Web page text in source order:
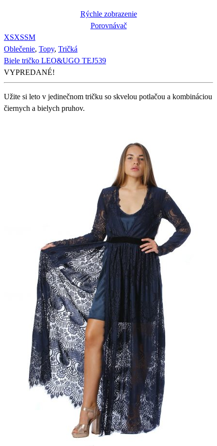
Rýchle zobrazenie
Porovnávač
XSXSSM
Oblečenie, Topy, Tričká
Biele tričko LEO&UGO TEJ539
VYPREDANÉ!
Užite si leto v jedinečnom tričku so skvelou potlačou a kombináciou
čiernych a bielych pruhov.